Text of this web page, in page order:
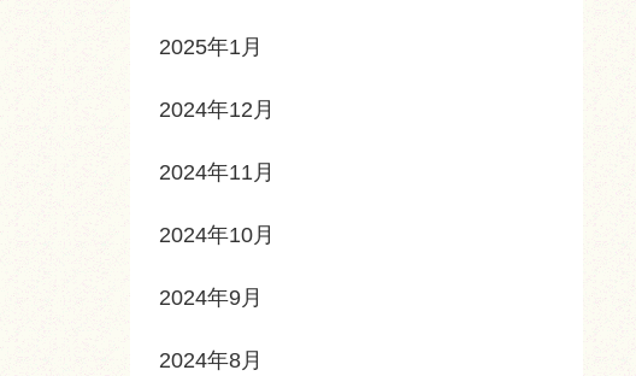
2025年1月
2024年12月
2024年11月
2024年10月
2024年9月
2024年8月